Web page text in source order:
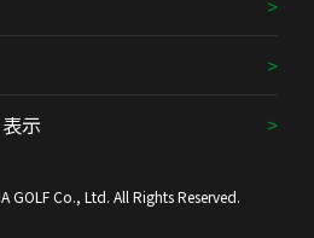
示
GOLF Co., Ltd. All Rights Reserved.